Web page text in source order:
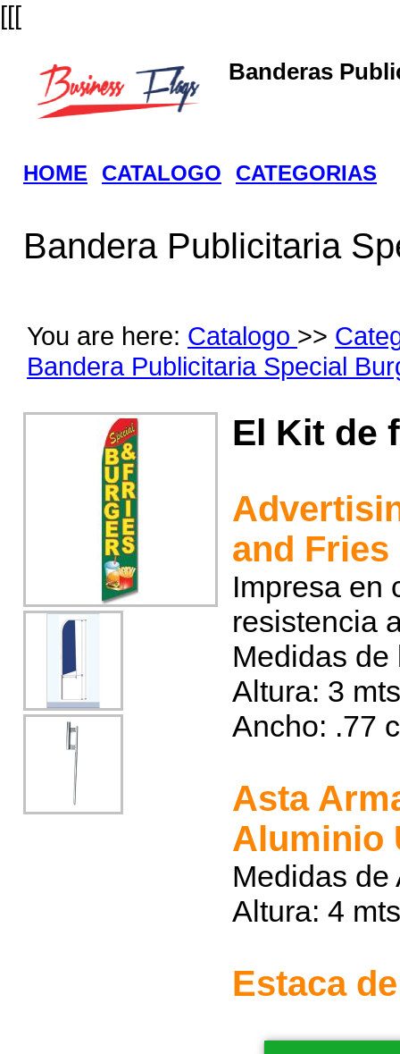
[[[
Banderas
HOME CATALOGO CATEGORIAS
Bandera Publicitaria
You are here: Catalogo >>
Bandera Publicitaria Special
El Kit de
and Fries
Impresa en
resistencia
Medidas de
Altura: 3
Ancho: .77
Asta
Aluminio
Medidas de
Altura: 4
Estaca